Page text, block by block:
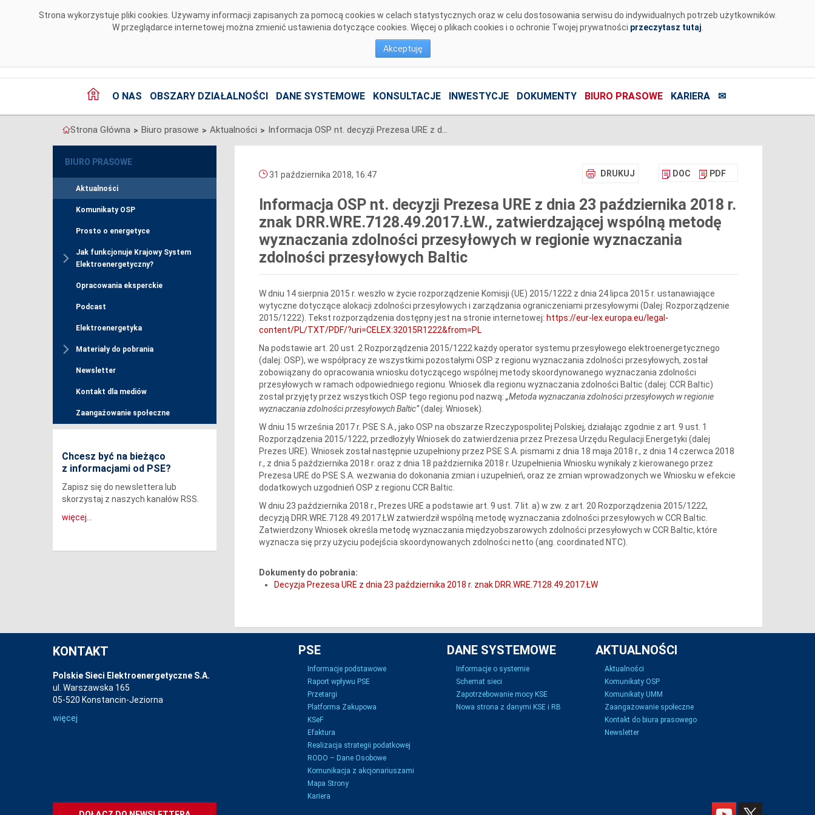
Strona wykorzystuje pliki cookies. Używamy informacji zapisanych za pomocą cookies w celach statystycznych oraz w celu dostosowania serwisu do indywidualnych potrzeb użytkowników.
W przeglądarce internetowej można zmienić ustawienia dotyczące cookies. Więcej o plikach cookies i o ochronie Twojej prywatności przeczytasz tutaj
Akceptuję
O NAS OBSZARY DZIAŁALNOŚCI DANE SYSTEMOWE KONSULTACJE INWESTYCJE DOKUMENTY BIURO PRASOWE KARIERA ✉
Strona Główna > Biuro prasowe > Aktualności > Informacja OSP nt. decyzji Prezesa URE z dnia 23 października 2018 r. znak DRR.WRE.7128.49.2017.ŁW., zatwierdzającej wspólną metodę wyznaczania zdolności przesyłowych w regionie wyznaczania zdolności przesyłowych Baltic
BIURO PRASOWE
Aktualności
Komunikaty OSP
Prosto o energetyce
Jak funkcjonuje Krajowy System
Elektroenergetyczny?
Opracowania eksperckie
Podcast
Elektroenergetyka
Materiały do pobrania
Newsletter
Kontakt dla mediów
Zaangażowanie społeczne
Chcesz być na bieżąco
z informacjami od PSE?
Zapisz się do newslettera lub
skorzystaj z naszych kanałów RSS.
więcej...
DRUKUJ DOC PDF
31 października 2018, 16:47
Informacja OSP nt. decyzji Prezesa URE z dnia 23 października 2018 r.
znak DRR.WRE.7128.49.2017.ŁW., zatwierdzającej wspólną metodę
wyznaczania zdolności przesyłowych w regionie wyznaczania
zdolności przesyłowych Baltic
W dniu 14 sierpnia 2015 r. weszło w życie rozporządzenie Komisji (UE) 2015/1222 z dnia 24 lipca 2015 r. ustanawiające
wytyczne dotyczące alokacji zdolności przesyłowych i zarządzania ograniczeniami przesyłowymi (Dalej: Rozporządzenie
2015/1222). Tekst rozporządzenia dostępny jest na stronie internetowej: https://eur-lex.europa.eu/legal-
content/PL/TXT/PDF/?uri=CELEX:32015R1222&from=PL
Na podstawie art. 20 ust. 2 Rozporządzenia 2015/1222 każdy operator systemu przesyłowego elektroenergetycznego
(dalej: OSP), we współpracy ze wszystkimi pozostałymi OSP z regionu wyznaczania zdolności przesyłowych, został
zobowiązany do opracowania wniosku dotyczącego wspólnej metody skoordynowanego wyznaczania zdolności
przesyłowych w ramach odpowiedniego regionu. Wniosek dla regionu wyznaczania zdolności Baltic (dalej: CCR Baltic)
został przyjęty przez wszystkich OSP tego regionu pod nazwą: „Metoda wyznaczania zdolności przesyłowych w regionie
wyznaczania zdolności przesyłowych Baltic”(dalej: Wniosek).
W dniu 15 września 2017 r. PSE S.A., jako OSP na obszarze Rzeczypospolitej Polskiej, działając zgodnie z art. 9 ust. 1
Rozporządzenia 2015/1222, przedłożyły Wniosek do zatwierdzenia przez Prezesa Urzędu Regulacji Energetyki (dalej
Prezes URE). Wniosek został następnie uzupełniony przez PSE S.A. pismami z dnia 18 maja 2018 r., z dnia 14 czerwca 2018
r., z dnia 5 października 2018 r. oraz z dnia 18 października 2018 r. Uzupełnienia Wniosku wynikały z kierowanego przez
Prezesa URE do PSE S.A. wezwania do dokonania zmian i uzupełnień, oraz ze zmian wprowadzonych we Wniosku w efekcie
dodatkowych uzgodnień OSP z regionu CCR Baltic.
W dniu 23 października 2018 r., Prezes URE a podstawie art. 9 ust. 7 lit. a) w zw. z art. 20 Rozporządzenia 2015/1222,
decyzją DRR.WRE.7128.49.2017.ŁW zatwierdził wspólną metodę wyznaczania zdolności przesyłowych w CCR Baltic.
Zatwierdzony Wniosek określa metodę wyznaczania międzyobszarowych zdolności przesyłowych w CCR Baltic, które
wyznacza się przy użyciu podejścia skoordynowanych zdolności netto (ang. coordinated NTC).
Dokumenty do pobrania:
Decyzja Prezesa URE z dnia 23 października 2018 r. znak DRR.WRE.7128.49.2017.ŁW
KONTAKT
Polskie Sieci Elektroenergetyczne S.A.
ul. Warszawska 165
05-520 Konstancin-Jeziorna
więcej
PSE
Informacje podstawowe
Raport wpływu PSE
Przetargi
Platforma Zakupowa
KSeF
Efaktura
Realizacja strategii podatkowej
RODO – Dane Osobowe
Komunikacja z akcjonariuszami
Mapa Strony
Kariera
DANE SYSTEMOWE
Informacje o systemie
Schemat sieci
Zapotrzebowanie mocy KSE
Nowa strona z danymi KSE i RB
AKTUALNOŚCI
Aktualności
Komunikaty OSP
Komunikaty UMM
Zaangażowanie społeczne
Kontakt do biura prasowego
Newsletter